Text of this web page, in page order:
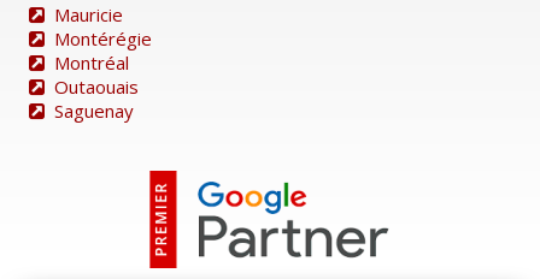
Mauricie
Montérégie
Montréal
Outaouais
Saguenay